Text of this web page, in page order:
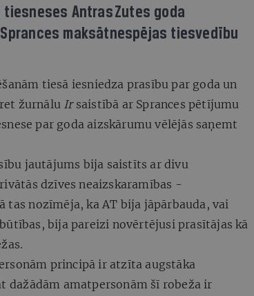
Antras Zutes goda
maksātnespējas tiesvedību
tiesā iesniedza prasību par goda un
žurnālu Irsaistībā ar Sprances pētījumu
par goda aizskārumu vēlējās saņemt
jautājums bija saistīts ar divu
dzīves neaizskaramības -
tas nozīmēja, ka AT bija jāpārbauda, vai
bija pareizi novērtējusi prasītājas kā
principā ir atzīta augstāka
dažādām amatpersonām šī robeža ir